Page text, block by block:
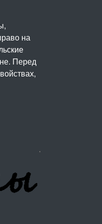
на
Перед